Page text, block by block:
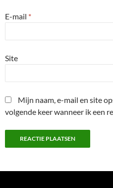
E-mail *
Site
Mijn naam, e-mail en site
volgende keer wanneer ik een